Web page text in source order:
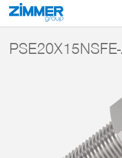
Démarrage Produits